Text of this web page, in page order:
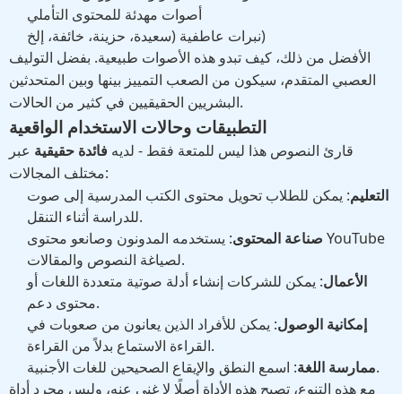
أصوات مهدئة للمحتوى التأملي
نبرات عاطفية (سعيدة، حزينة، خائفة، إلخ)
الأفضل من ذلك، كيف تبدو هذه الأصوات طبيعية. بفضل التوليف
العصبي المتقدم، سيكون من الصعب التمييز بينها وبين المتحدثين
البشريين الحقيقيين في كثير من الحالات.
التطبيقات وحالات الاستخدام الواقعية
قارئ النصوص هذا ليس للمتعة فقط - لديه فائدة حقيقية عبر
مختلف المجالات:
التعليم: يمكن للطلاب تحويل محتوى الكتب المدرسية إلى صوت
للدراسة أثناء التنقل.
صناعة المحتوى: يستخدمه المدونون وصانعو محتوى YouTube
لصياغة النصوص والمقالات.
الأعمال: يمكن للشركات إنشاء أدلة صوتية متعددة اللغات أو
محتوى دعم.
إمكانية الوصول: يمكن للأفراد الذين يعانون من صعوبات في
القراءة الاستماع بدلاً من القراءة.
ممارسة اللغة: اسمع النطق والإيقاع الصحيحين للغات الأجنبية.
مع هذه التنوع، تصبح هذه الأداة أصلًا لا غنى عنه، وليس مجرد أداة